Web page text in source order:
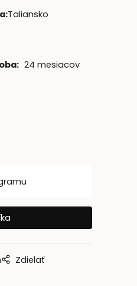
:Taliansko
24 mesiacov
Zdielať